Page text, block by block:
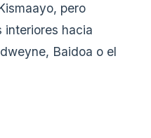
pero
interiores hacia
Baidoa o el